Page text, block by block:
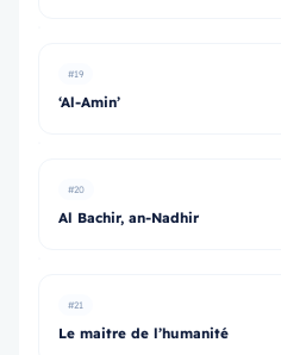
#19
‘Al-Amin’
#20
Al Bachir, an-Nadhir
#21
Le maitre de l’humanité